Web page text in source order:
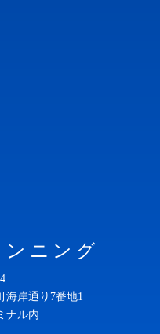
ンニング
海岸通り7番地1
ナル内